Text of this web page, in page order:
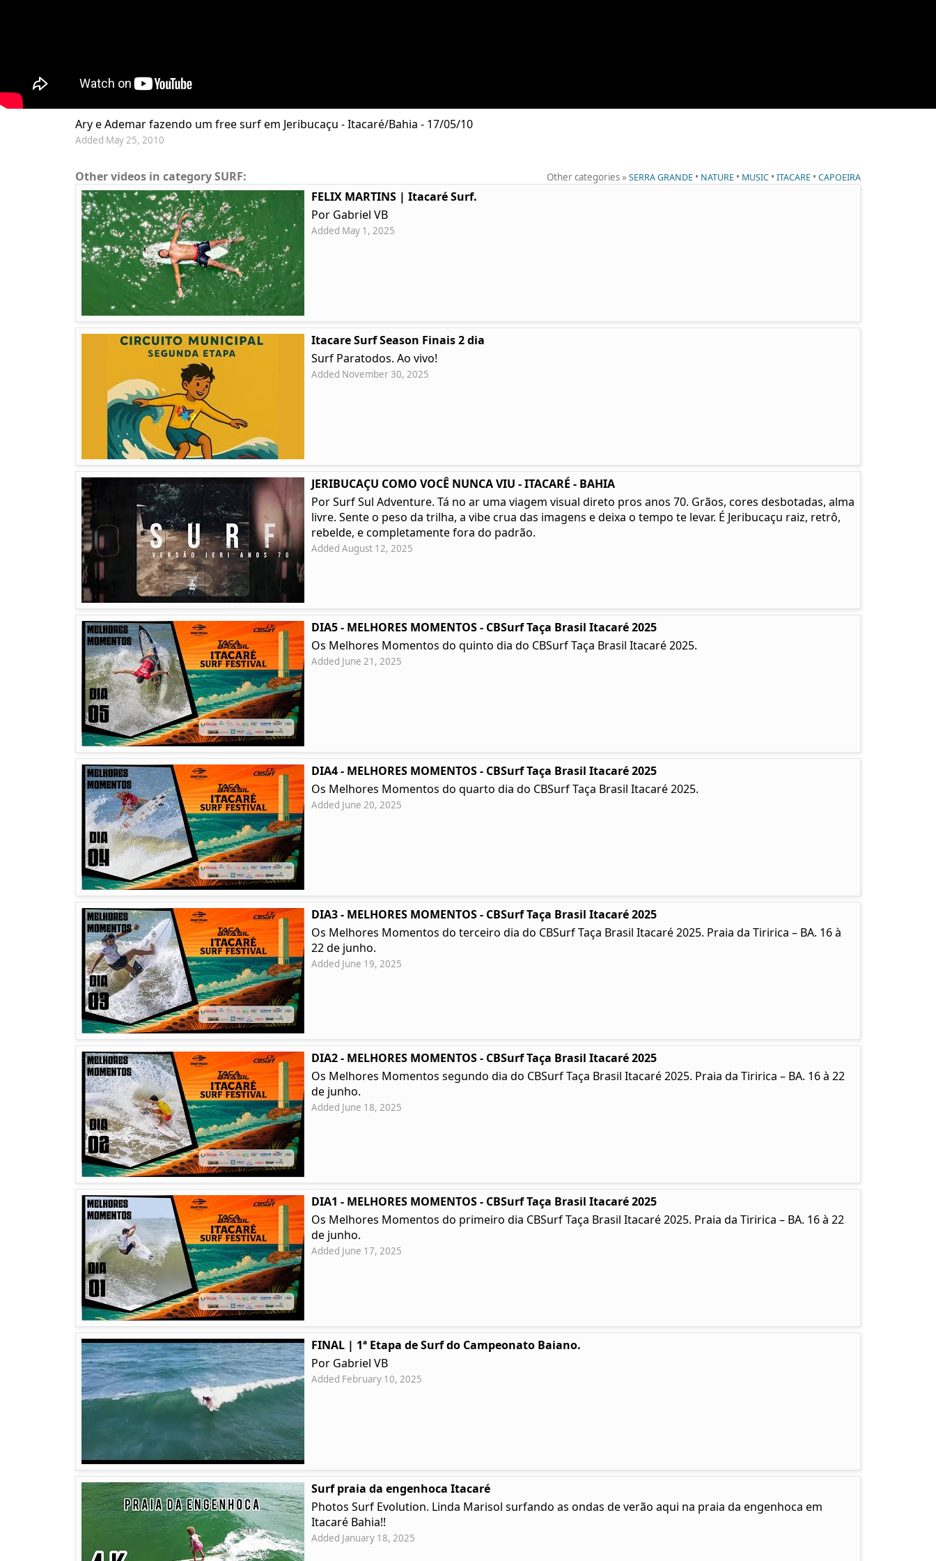
Ary e Ademar fazendo um free surf em Jeribucaçu - Itacaré/Bahia - 17/05/10
Added May 25, 2010
Other categories »SERRA GRANDE • NATURE • MUSIC •ITACARE •CAPOEIRA
Other videos in category SURF:
FELIX MARTINS | Itacaré Surf.
Por Gabriel VB
Added May 1, 2025
Itacare Surf Season Finais 2 dia
Surf Paratodos. Ao vivo!
Added November 30, 2025
JERIBUCAÇU COMO VOCÊ NUNCA VIU - ITACARÉ - BAHIA
Por Surf Sul Adventure. Tá no ar uma viagem visual direto pros anos 70. Grãos, cores desbotadas, alma
livre. Sente o peso da trilha, a vibe crua das imagens e deixa o tempo te levar. É Jeribucaçu raiz, retrô,
rebelde, e completamente fora do padrão.
Added August 12, 2025
DIA5 - MELHORES MOMENTOS - CBSurf Taça Brasil Itacaré 2025
Os Melhores Momentos do quinto dia do CBSurf Taça Brasil Itacaré 2025.
Added June 21, 2025
DIA4 - MELHORES MOMENTOS - CBSurf Taça Brasil Itacaré 2025
Os Melhores Momentos do quarto dia do CBSurf Taça Brasil Itacaré 2025.
Added June 20, 2025
DIA3 - MELHORES MOMENTOS - CBSurf Taça Brasil Itacaré 2025
Os Melhores Momentos do terceiro dia do CBSurf Taça Brasil Itacaré 2025. Praia da Tiririca – BA. 16 à
22 de junho.
Added June 19, 2025
DIA2 - MELHORES MOMENTOS - CBSurf Taça Brasil Itacaré 2025
Os Melhores Momentos segundo dia do CBSurf Taça Brasil Itacaré 2025. Praia da Tiririca – BA. 16 à 22
de junho.
Added June 18, 2025
DIA1 - MELHORES MOMENTOS - CBSurf Taça Brasil Itacaré 2025
Os Melhores Momentos do primeiro dia CBSurf Taça Brasil Itacaré 2025. Praia da Tiririca – BA. 16 à 22
de junho.
Added June 17, 2025
FINAL | 1ª Etapa de Surf do Campeonato Baiano.
Por Gabriel VB
Added February 10, 2025
Surf praia da engenhoca Itacaré
Photos Surf Evolution. Linda Marisol surfando as ondas de verão aqui na praia da engenhoca em
Itacaré Bahia!!
Added January 18, 2025